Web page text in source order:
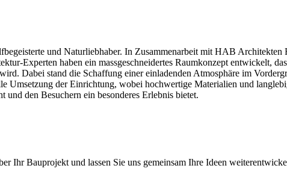
und Naturliebhaber. In Zusammenarbeit mit HAB Architekten
Experten haben ein massgeschneidertes Raumkonzept entwickelt,
Dabei stand die Schaffung einer einladenden Atmosphäre im
Umsetzung der Einrichtung, wobei hochwertige Materialien und
den Besuchern ein besonderes Erlebnis bietet.
Ihr Bauprojekt und lassen Sie uns gemeinsam Ihre Ideen